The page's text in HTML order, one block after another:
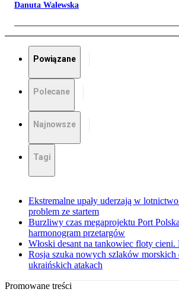
Danuta Walewska
Powiązane
Polecane
Najnowsze
Tagi
Ekstremalne upały uderzają w
problem ze startem
Burzliwy czas megaprojektu Port
harmonogram przetargów
Włoski desant na tankowiec floty cieni.
Rosja szuka nowych szlaków morskich
ukraińskich atakach
Promowane treści